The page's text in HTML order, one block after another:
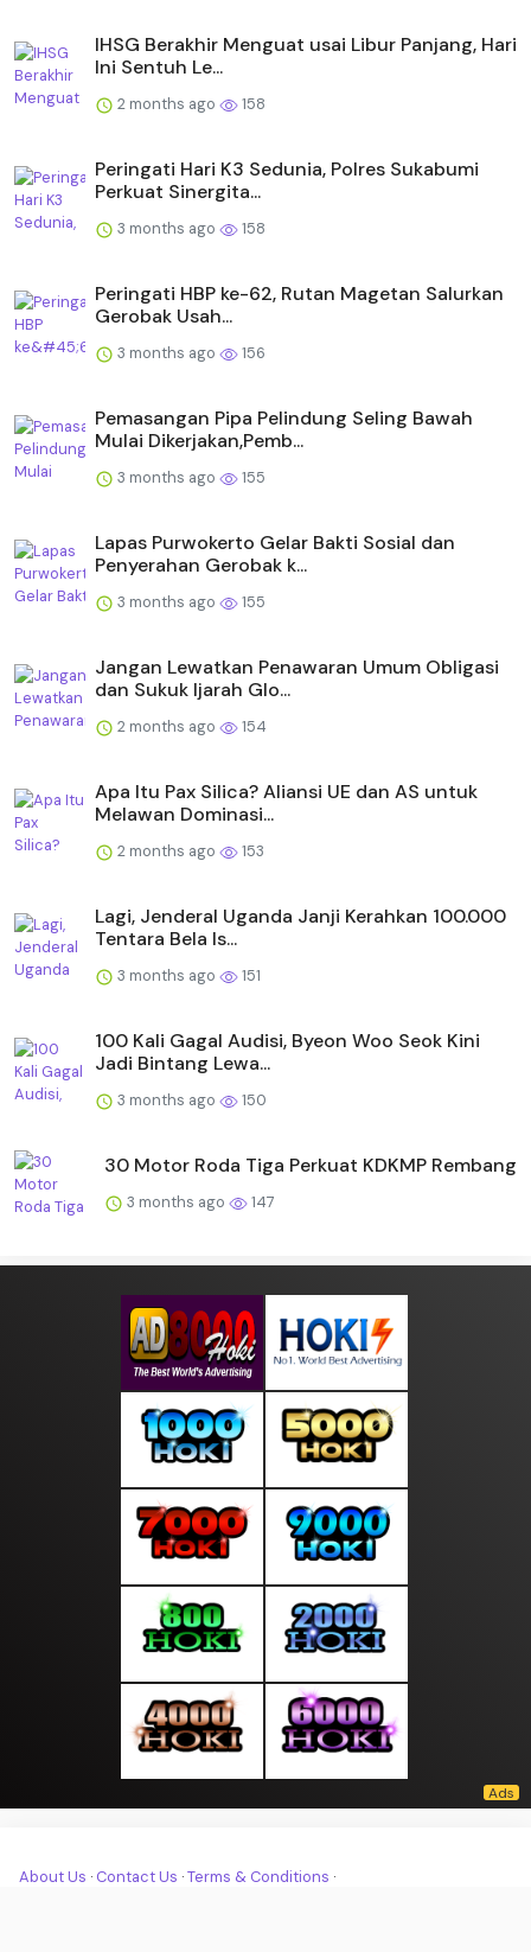
IHSG Berakhir Menguat usai Libur Panjang, Hari
Ini Sentuh Le...
2 months ago 158
Peringati Hari K3 Sedunia, Polres Sukabumi
Perkuat Sinergita...
3 months ago 158
Peringati HBP ke-62, Rutan Magetan Salurkan
Gerobak Usah...
3 months ago 156
Pemasangan Pipa Pelindung Seling Bawah
Mulai Dikerjakan,Pemb...
3 months ago 155
Lapas Purwokerto Gelar Bakti Sosial dan
Penyerahan Gerobak k...
3 months ago 155
Jangan Lewatkan Penawaran Umum Obligasi
dan Sukuk Ijarah Glo...
2 months ago 154
Apa Itu Pax Silica? Aliansi UE dan AS untuk
Melawan Dominasi...
2 months ago 153
Lagi, Jenderal Uganda Janji Kerahkan 100.000
Tentara Bela Is...
3 months ago 151
100 Kali Gagal Audisi, Byeon Woo Seok Kini
Jadi Bintang Lewa...
3 months ago 150
30 Motor Roda Tiga Perkuat KDKMP Rembang
3 months ago 147
About Us · Contact Us ·Terms & Conditions ·